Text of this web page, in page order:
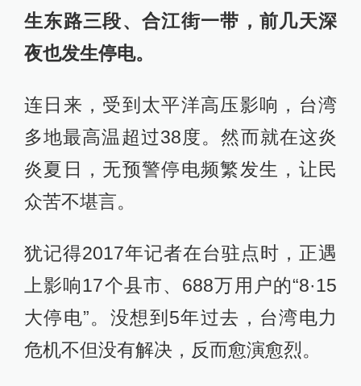
生东路三段、合江街一带，前几天深
夜也发生停电。
连日来，受到太平洋高压影响，台湾
多地最高温超过38度。然而就在这炎
炎夏日，无预警停电频繁发生，让民
众苦不堪言。
犹记得2017年记者在台驻点时，正遇
上影响17个县市、688万用户的“8·15
大停电”。没想到5年过去，台湾电力
危机不但没有解决，反而愈演愈烈。